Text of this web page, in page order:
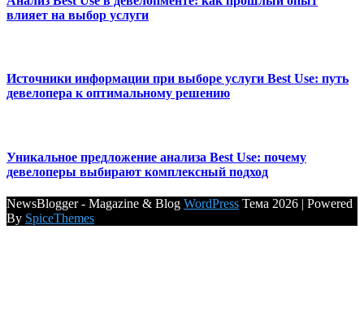
влияет на выбор услуги
Источники информации при выборе услуги Best Use: путь
девелопера к оптимальному решению
Уникальное предложение анализа Best Use: почему
девелоперы выбирают комплексный подход
NewsBlogger - Magazine & Blog WordPress Тема 2026 | Powered
By SpiceThemes